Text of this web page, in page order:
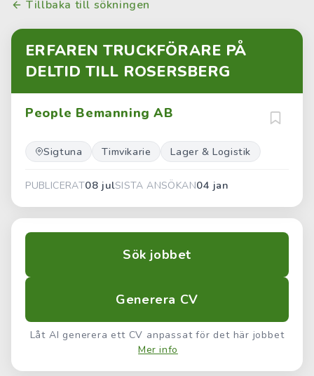
Tillbaka till sökningen
ERFAREN TRUCKFÖRARE PÅ
DELTID TILL ROSERSBERG
People Bemanning AB
Sigtuna Timvikarie Lager & Logistik
PUBLICERAT08 julSISTA ANSÖKAN04 jan
Sök jobbet
Generera CV
Låt AI generera ett CV anpassat för det här jobbet
Mer info